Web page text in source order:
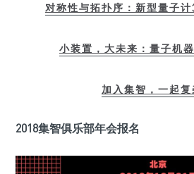
对称性与拓扑序：新型量子
小装置，大未来：量子机
加入集智，一起复
2018集智俱乐部年会报名